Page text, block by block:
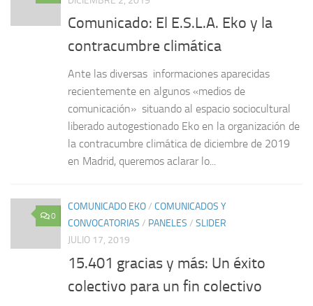
Comunicado: El E.S.L.A. Eko y la
contracumbre climática
Ante las diversas informaciones aparecidas
recientemente en algunos «medios de
comunicación» situando al espacio sociocultural
liberado autogestionado Eko en la organización de
la contracumbre climática de diciembre de 2019
en Madrid, queremos aclarar lo...
0
COMUNICADO EKO/ COMUNICADOS Y
CONVOCATORIAS / PANELES / SLIDER
JULIO 17, 2019
15.401 gracias y más: Un éxito
colectivo para un fin colectivo